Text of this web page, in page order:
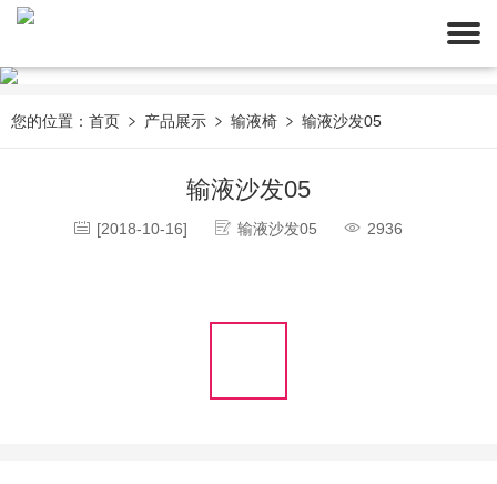
您的位置： 首页 产品展示 输液椅 输液沙发05
输液沙发05
[2018-10-16] 输液沙发05 2936